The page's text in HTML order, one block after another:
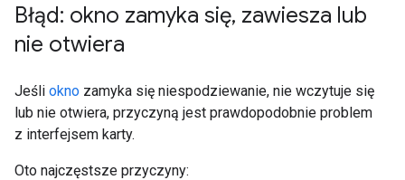
Błąd: okno zamyka się, zawiesza lub
nie otwiera
Jeśli okno zamyka się niespodziewanie, nie wczytuje się
lub nie otwiera, przyczyną jest prawdopodobnie problem
z interfejsem karty.
Oto najczęstsze przyczyny: